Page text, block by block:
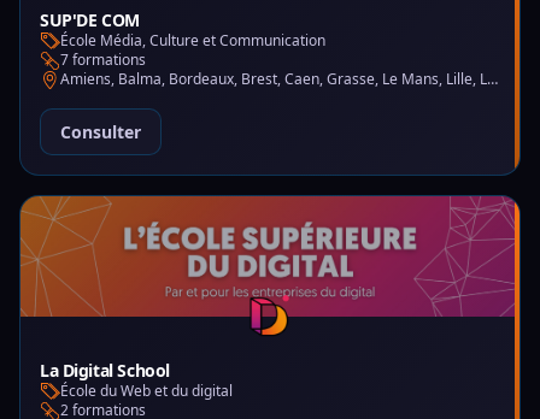
SUP'DE COM
École Média, Culture et Communication
7 formations
Amiens, Balma, Bordeaux, Brest, Caen, Grasse, Le Mans, Lille, Lyon, Montpellier, Nantes, Nice, Paris, Saint-Martin-d'Hères
Consulter
La Digital School
École du Web et du digital
2 formations